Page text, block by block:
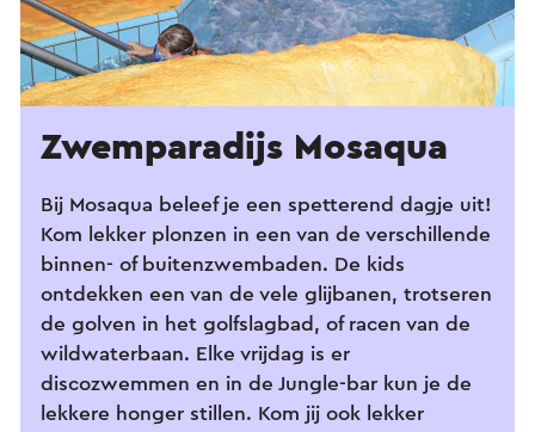
Zwemparadijs Mosaqua
Bij Mosaqua beleef je een spetterend dagje uit!
Kom lekker plonzen in een van de verschillende
binnen- of buitenzwembaden. De kids
ontdekken een van de vele glijbanen, trotseren
de golven in het golfslagbad, of racen van de
wildwaterbaan. Elke vrijdag is er
discozwemmen en in de Jungle-bar kun je de
lekkere honger stillen. Kom jij ook lekker